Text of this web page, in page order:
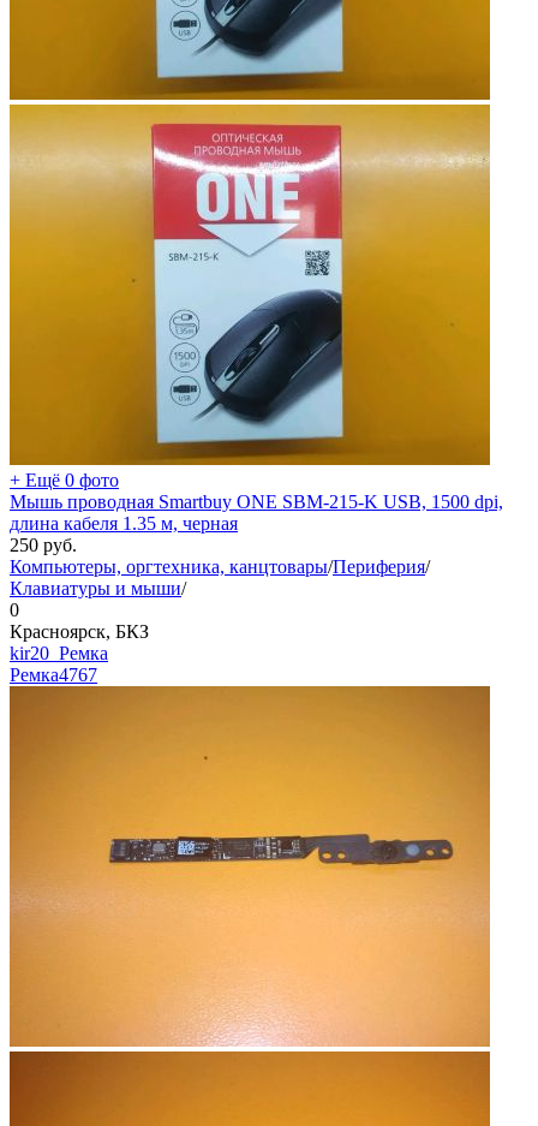
+ Ещё 0 фото
Мышь проводная Smartbuy ONE SBM-215-K USB, 1500 dpi,
длина кабеля 1.35 м, черная
250 руб.
Компьютеры, оргтехника, канцтовары/Периферия/
Клавиатуры и мыши/
0
Красноярск, БКЗ
kir20_Ремка
Ремка4767